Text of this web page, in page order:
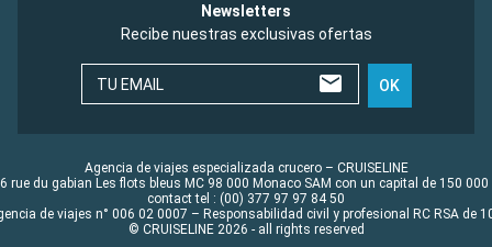
Newsletters
Recibe nuestras exclusivas ofertas
TU EMAIL OK
Agencia de viajes especializada crucero – CRUISELINE
rue du gabian Les flots bleus MC 98 000 Monaco SAM con un capital de 150 000
contact tel : (00) 377 97 97 84 50
de viajes n° 006 02 0007 – Responsabilidad civil y profesional RC RSA de
© CRUISELINE 2026 - all rights reserved